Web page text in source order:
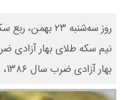
بهار آزادی ضرب سال ۱۳۸۶، عرضه می‌شود.